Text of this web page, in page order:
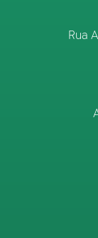
Rua